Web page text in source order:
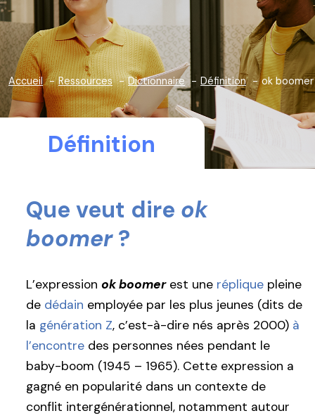
Accueil Ressources Dictionnaire Définition ok boomer
Définition
Que veut dire ok
boomer?
L’expression ok boomerest une réplique pleine
de dédain employée par les plus jeunes (dits de
la génération Z, c’est-à-dire nés après 2000) à
l’encontre des personnes nées pendant le
baby-boom (1945 – 1965). Cette expression a
gagné en popularité dans un contexte de
conflit intergénérationnel, notamment autour